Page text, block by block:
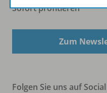
Sofort profitieren
Zum
Folgen Sie uns auf